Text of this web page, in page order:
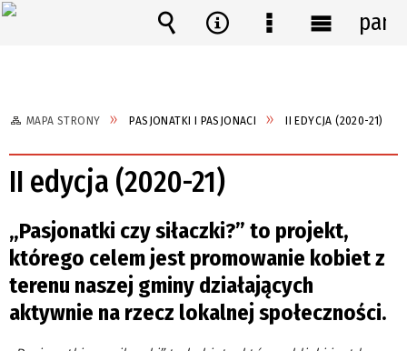
MAPA STRONY PASJONATKI I PASJONACI II EDYCJA (2020-21)
II edycja (2020-21)
„Pasjonatki czy siłaczki?” to projekt,
którego celem jest promowanie kobiet z
terenu naszej gminy działających
aktywnie na rzecz lokalnej społeczności.